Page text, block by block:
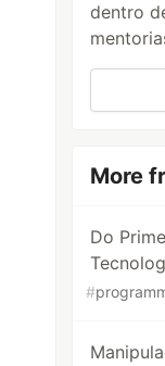
dentro
More
Do
#